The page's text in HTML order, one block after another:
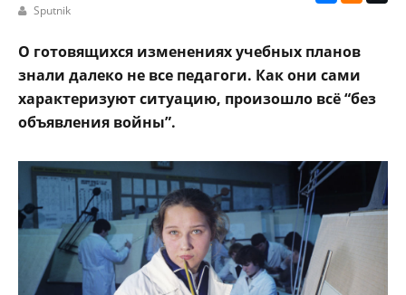
Sputnik
О готовящихся изменениях учебных планов
знали далеко не все педагоги. Как они сами
характеризуют ситуацию, произошло всё “без
объявления войны”.